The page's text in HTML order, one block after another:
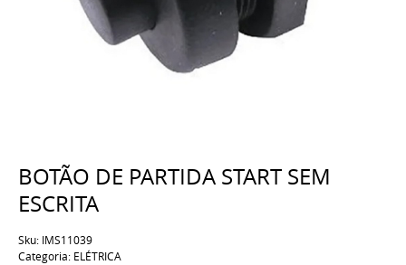
BOTÃO DE PARTIDA START SEM
ESCRITA
Sku: IMS11039
Categoria: ELÉTRICA